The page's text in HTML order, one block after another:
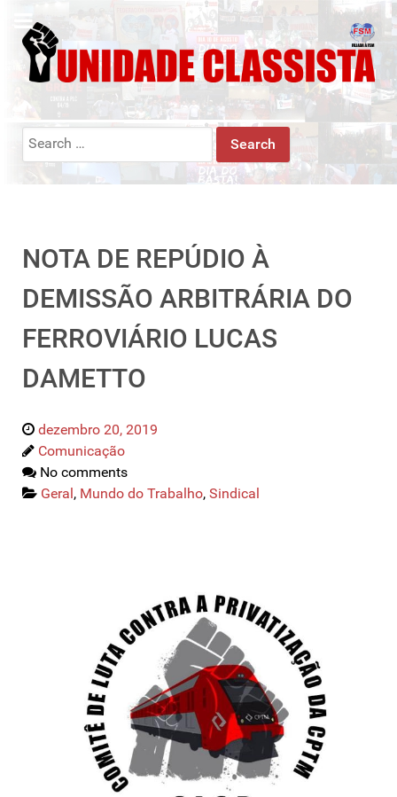
Search
NOTA DE REPÚDIO À
DEMISSÃO ARBITRÁRIA DO
FERROVIÁRIO LUCAS
DAMETTO
dezembro 20, 2019
Comunicação
No comments
Geral, Mundo do Trabalho, Sindical